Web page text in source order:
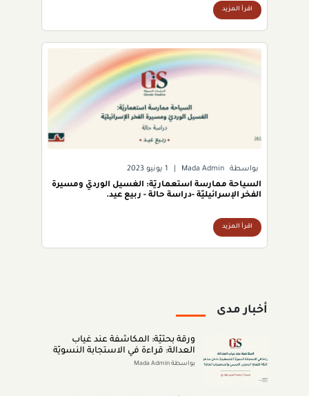
اقرأ المزيد
بواسطة Mada Admin 1 يونيو 2023
السياحة ممارسة استعماريّة: الغسيل الورديّ ومسيرة
الفخر الإسرائيليّة -دراسة حالة - ربيع عيد.
اقرأ المزيد
أخبار مدى
ورقة بحثيّة: المكاشفة عند غياب
العدالة: قراءة في الاستجابة النسويّة
بواسطة Mada Admin